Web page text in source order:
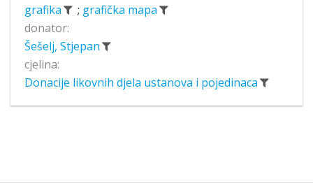
grafika
; grafička mapa
donator:
Šešelj, Stjepan
cjelina:
Donacije likovnih djela ustanova i pojedinaca